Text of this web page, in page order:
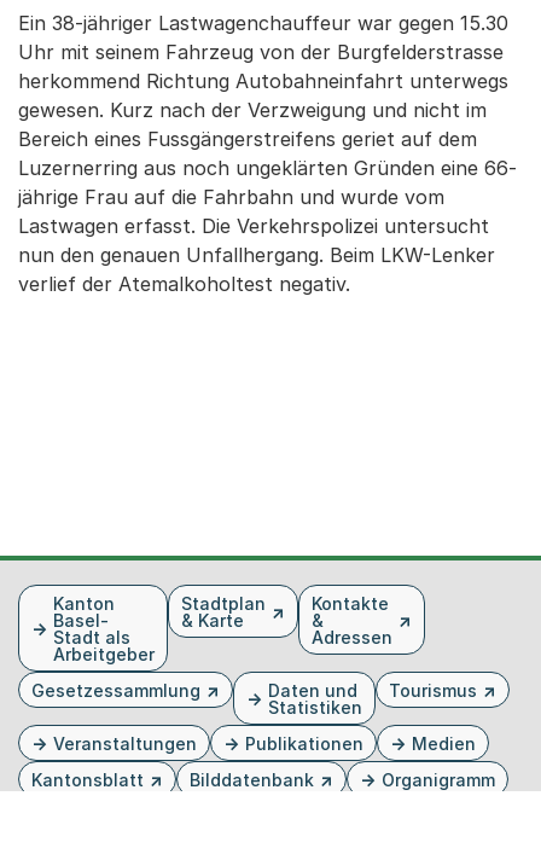
Ein 38-jähriger Lastwagenchauffeur war gegen 15.30
Uhr mit seinem Fahrzeug von der Burgfelderstrasse
herkommend Richtung Autobahneinfahrt unterwegs
gewesen. Kurz nach der Verzweigung und nicht im
Bereich eines Fussgängerstreifens geriet auf dem
Luzernerring aus noch ungeklärten Gründen eine 66-
jährige Frau auf die Fahrbahn und wurde vom
Lastwagen erfasst. Die Verkehrspolizei untersucht
nun den genauen Unfallhergang. Beim LKW-Lenker
verlief der Atemalkoholtest negativ.
FusszeileKanton
Basel-
Stadt als
Arbeitgeber
Stadtplan
& Karte
Kontakte
&
Adressen
Gesetzessammlung
Daten und
Statistiken
Tourismus
Veranstaltungen Publikationen
Medien
Kantonsblatt
Bilddatenbank
Organigramm